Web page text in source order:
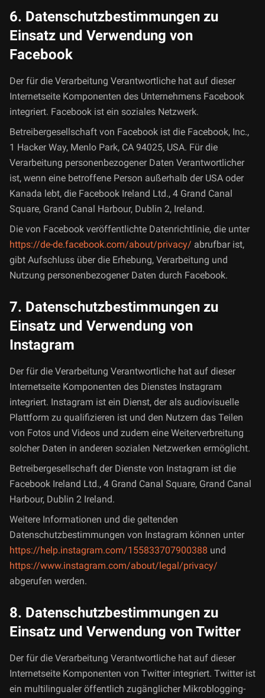
6. Datenschutzbestimmungen zu
Einsatz und Verwendung von
Facebook
Der für die Verarbeitung Verantwortliche hat auf dieser
Internetseite Komponenten des Unternehmens Facebook
integriert. Facebook ist ein soziales Netzwerk.
Betreibergesellschaft von Facebook ist die Facebook, Inc.,
1 Hacker Way, Menlo Park, CA 94025, USA. Für die
Verarbeitung personenbezogener Daten Verantwortlicher
ist, wenn eine betroffene Person außerhalb der USA oder
Kanada lebt, die Facebook Ireland Ltd., 4 Grand Canal
Square, Grand Canal Harbour, Dublin 2, Ireland.
Die von Facebook veröffentlichte Datenrichtlinie, die unter
https://de-de.facebook.com/about/privacy/ abrufbar ist,
gibt Aufschluss über die Erhebung, Verarbeitung und
Nutzung personenbezogener Daten durch Facebook.
7. Datenschutzbestimmungen zu
Einsatz und Verwendung von
Instagram
Der für die Verarbeitung Verantwortliche hat auf dieser
Internetseite Komponenten des Dienstes Instagram
integriert. Instagram ist ein Dienst, der als audiovisuelle
Plattform zu qualifizieren ist und den Nutzern das Teilen
von Fotos und Videos und zudem eine Weiterverbreitung
solcher Daten in anderen sozialen Netzwerken ermöglicht.
Betreibergesellschaft der Dienste von Instagram ist die
Facebook Ireland Ltd., 4 Grand Canal Square, Grand Canal
Harbour, Dublin 2 Ireland.
Weitere Informationen und die geltenden
Datenschutzbestimmungen von Instagram können unter
https://help.instagram.com/155833707900388 und
https://www.instagram.com/about/legal/privacy/
abgerufen werden.
8. Datenschutzbestimmungen zu
Einsatz und Verwendung von Twitter
Der für die Verarbeitung Verantwortliche hat auf dieser
Internetseite Komponenten von Twitter integriert. Twitter ist
ein multilingualer öffentlich zugänglicher Mikroblogging-